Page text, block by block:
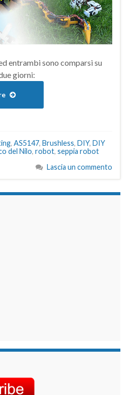
entrambi sono comparsi su
giorni:
, AS5147, Brushless, DIY, DIY
del Nilo, robot, seppia robot
Lascia un commento